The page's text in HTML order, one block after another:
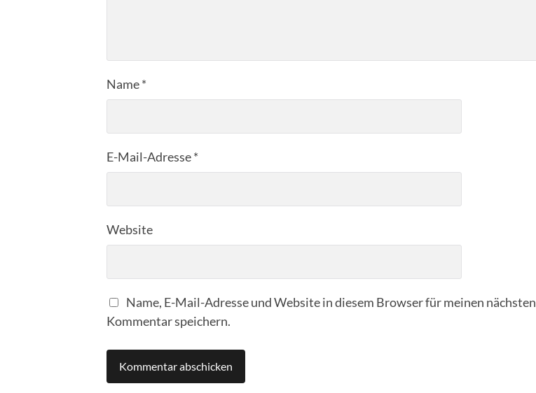
Name*
E-Mail-Adresse*
Website
Name, E-Mail-Adresse und Website in diesem Browser für meinen nächsten
Kommentar speichern.